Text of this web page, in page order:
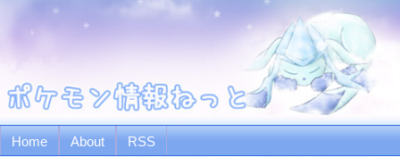
Home About RSS